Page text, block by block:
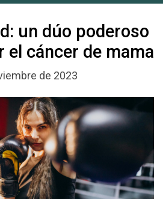
un dúo poderoso
el cáncer de mama
de 2023